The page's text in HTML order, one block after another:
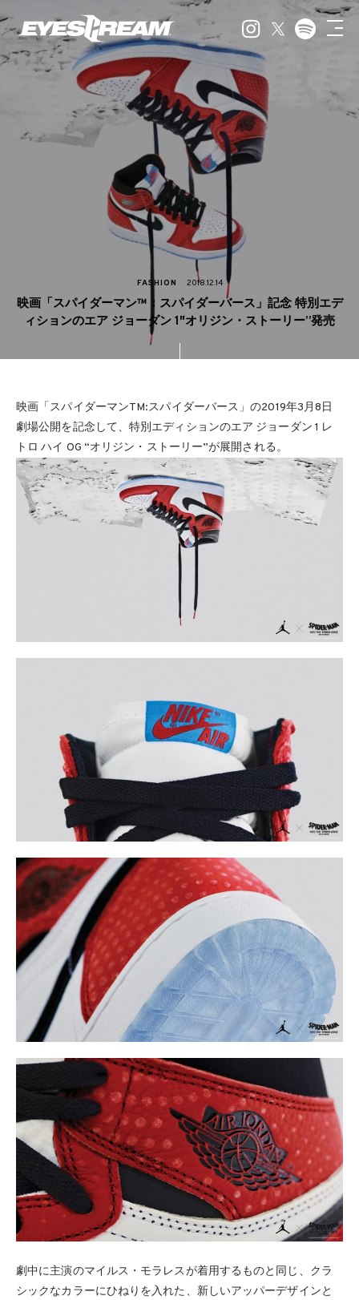
FASHION 2018.12.14
映画「スパイダーマン™：スパイダーバース」記念 特別エデ
ィションのエア ジョーダン 1″オリジン・ストーリー”発売
映画「スパイダーマンTM:スパイダーバース」の2019年3月8日
劇場公開を記念して、特別エディションのエア ジョーダン 1 レ
トロ ハイ OG “オリジン・ストーリー”が展開される。
劇中に主演のマイルス・モラレスが着用するものと同じ、クラ
シックなカラーにひねりを入れた、新しいアッパーデザインと